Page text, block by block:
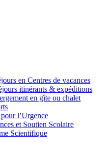
en Centres de vacances
itinérants & expéditions
en gîte ou chalet
l’Urgence
et Soutien Scolaire
Scientifique